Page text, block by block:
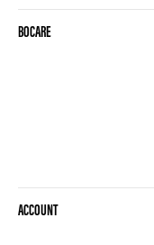
BOCARE
ACCOUNT